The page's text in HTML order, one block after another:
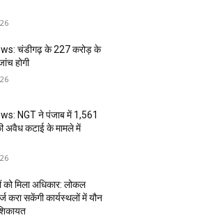
चंडीगढ़ के ₹227 करोड़ के
होगी
NGT ने पंजाब में 1,561
अवैध कटाई के मामले में
को मिला अधिकार: लोकल
करा सकेंगी कार्यस्थलों में यौन